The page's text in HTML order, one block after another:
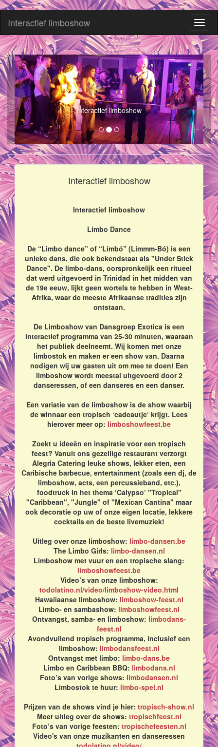
Interactief limboshow
Interactief limboshow
Interactief limboshow
Interactief limboshow
Limbo Dance
De “Limbo dance” of “Límbó” (Limmm-Bó) is een
unieke dans, die ook bekendstaat als "Under Stick
Dance". De limbo-dans, oorspronkelijk een ritueel
dat werd uitgevoerd in Trinidad in het midden van
de 19e eeuw, lijkt geen wortels te hebben in West-
Afrika, waar de meeste Afrikaanse tradities zijn
ontstaan.
De Limboshow van Dansgroep Exotica is een
interactief programma van 25-30 minuten, waaraan
het publiek deelneemt. Wij komen met onze
limbostok en maken er een show van. Daarna
nodigen wij uw gasten uit om mee te doen! Een
limboshow wordt meestal uitgevoerd door 2
danseressen, of een danseres en een danser.
Een variatie van de limboshow is de show waarbij
de winnaar een tropisch ‘cadeautje’ krijgt. Lees
hierover meer op: limboshowfeest.be
Zoekt u ideeën en inspiratie voor een tropisch
feest? Vanuit ons gezellige restaurant verzorgt
Alegria Catering leuke shows, lekker eten, een
Caribische barbecue, entertainment (zoals een dj, de
limboshow, acts, een percussieband, etc.),
foodtruck in het thema ‘Calypso’ "Tropical"
"Caribbean", "Jungle" of "Mexican Cantina" maar
ook decoratie op uw of onze eigen locatie, lekkere
cocktails en de beste livemuziek!
Uitleg over onze limboshow: limbo-dansen.be
The Limbo Girls: limbo-dansen.nl
Limboshow met vuur en een tropische slang:
limboshowfeest.be
Video’s van onze limboshow:
todolatino.nl/video/limboshow-video.html
Hawaiiaanse limboshow: limboshow-feest.nl
Limbo- en sambashow: limboshowfeest.nl
Ontvangst, samba- en limboshow: limbodans-
feest.nl
Avondvullend tropisch programma, inclusief een
limboshow: limbodansfeest.nl
Ontvangst met limbo: limbo-dans.be
Limbo en Caribbean BBQ: limbodans.nl
Foto’s van vorige shows: limbodansen.nl
Limbostok te huur: limbo-spel.nl
Prijzen van de shows vind je hier: tropisch-show.nl
Meer uitleg over de shows: tropischfeest.nl
Foto’s van vorige feesten: tropischefeesten.nl
Video's van onze muzikanten en danseressen